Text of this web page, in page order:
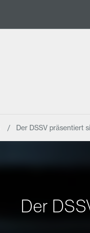
Der DSSV präsentiert
Der